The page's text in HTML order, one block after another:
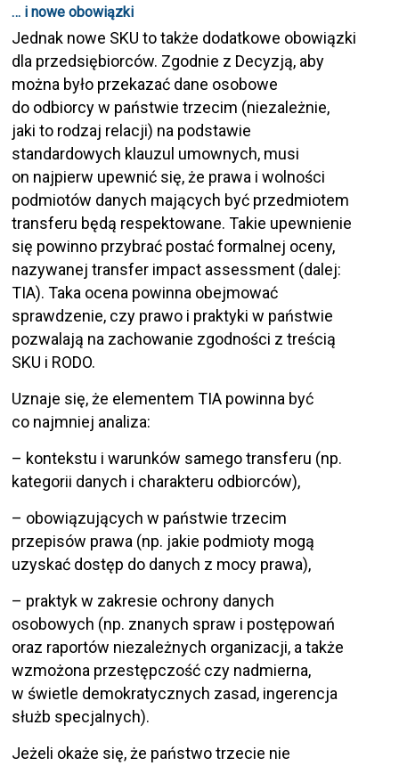
… i nowe obowiązki
Jednak nowe SKU to także dodatkowe obowiązki
dla przedsiębiorców. Zgodnie z Decyzją, aby
można było przekazać dane osobowe
do odbiorcy w państwie trzecim (niezależnie,
jaki to rodzaj relacji) na podstawie
standardowych klauzul umownych, musi
on najpierw upewnić się, że prawa i wolności
podmiotów danych mających być przedmiotem
transferu będą respektowane. Takie upewnienie
się powinno przybrać postać formalnej oceny,
nazywanej transfer impact assessment (dalej:
TIA). Taka ocena powinna obejmować
sprawdzenie, czy prawo i praktyki w państwie
pozwalają na zachowanie zgodności z treścią
SKU i RODO.
Uznaje się, że elementem TIA powinna być
co najmniej analiza:
– kontekstu i warunków samego transferu (np.
kategorii danych i charakteru odbiorców),
– obowiązujących w państwie trzecim
przepisów prawa (np. jakie podmioty mogą
uzyskać dostęp do danych z mocy prawa),
– praktyk w zakresie ochrony danych
osobowych (np. znanych spraw i postępowań
oraz raportów niezależnych organizacji, a także
wzmożona przestępczość czy nadmierna,
w świetle demokratycznych zasad, ingerencja
służb specjalnych).
Jeżeli okaże się, że państwo trzecie nie